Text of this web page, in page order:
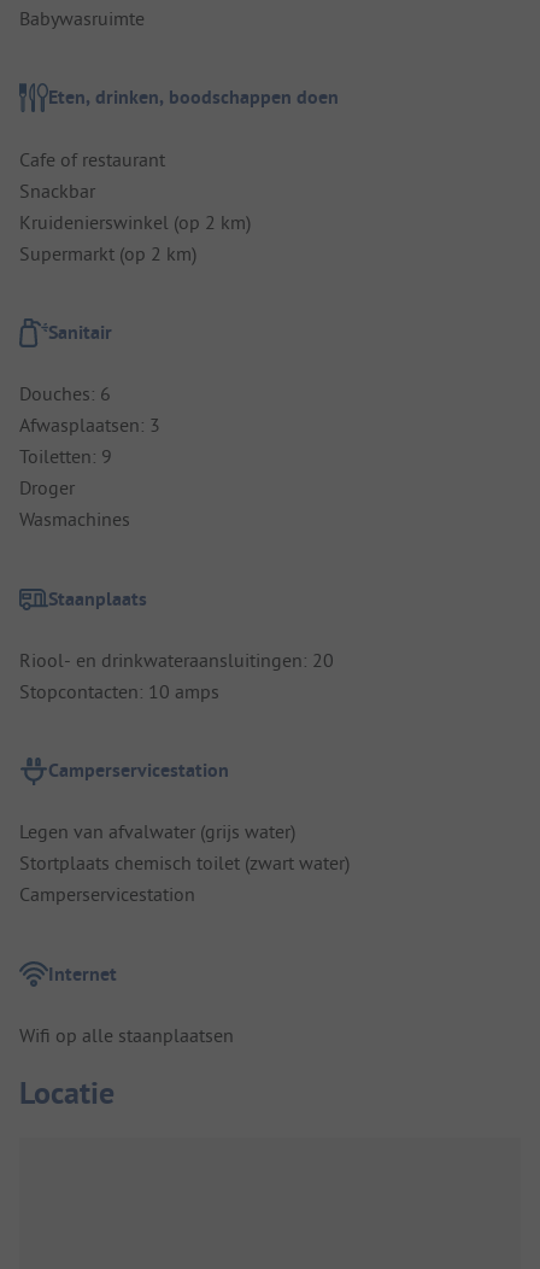
Babywasruimte
Eten, drinken, boodschappen doen
Cafe of restaurant
Snackbar
Kruidenierswinkel (op 2 km)
Supermarkt (op 2 km)
Sanitair
Douches: 6
Afwasplaatsen: 3
Toiletten: 9
Droger
Wasmachines
Staanplaats
Riool- en drinkwateraansluitingen: 20
Stopcontacten: 10 amps
Camperservicestation
Legen van afvalwater (grijs water)
Stortplaats chemisch toilet (zwart water)
Camperservicestation
Internet
Wifi op alle staanplaatsen
Locatie